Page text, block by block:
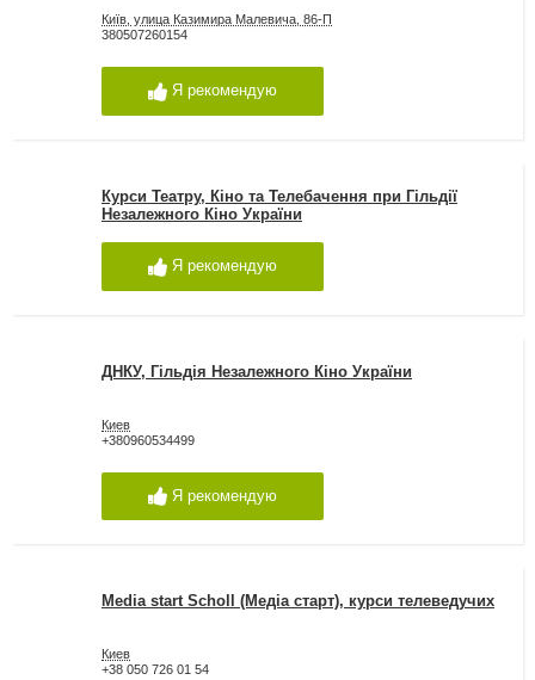
Київ, улица Казимира Малевича, 86-П
380507260154
Я рекомендую
Курси Театру, Кіно та Телебачення при Гільдії
Незалежного Кіно України
Я рекомендую
ДНКУ, Гільдія Незалежного Кіно України
Киев
+380960534499
Я рекомендую
Media start Scholl (Медіа старт), курси телеведучих
Киев
+38 050 726 01 54